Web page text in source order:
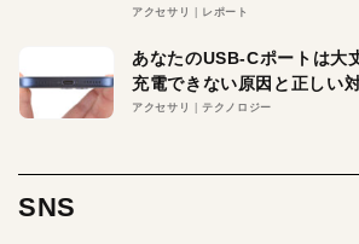
アクセサリ レポート
あなたのUSB-Cポートは大
充電できない原因と正しい
アクセサリ テクノロジー
SNS